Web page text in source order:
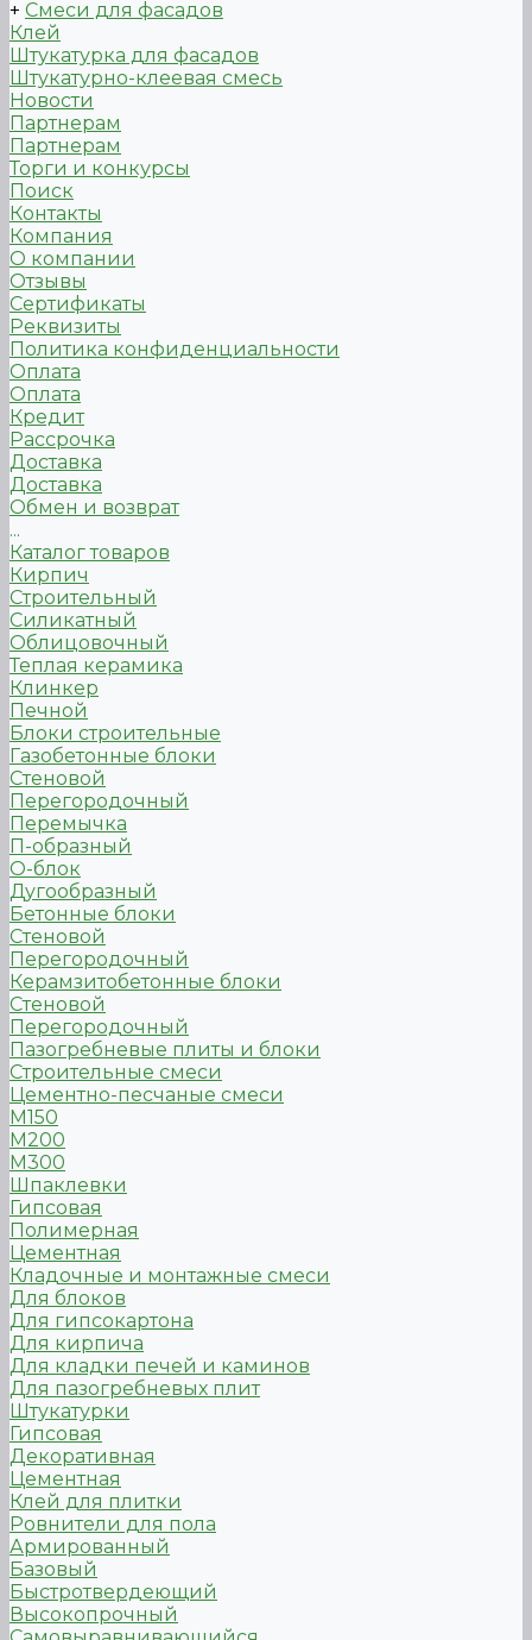
+ Смеси для фасадов
Клей
Штукатурка для фасадов
Штукатурно-клеевая смесь
Новости
Партнерам
Партнерам
Торги и конкурсы
Поиск
Контакты
Компания
О компании
Отзывы
Сертификаты
Реквизиты
Политика конфиденциальности
Оплата
Оплата
Кредит
Рассрочка
Доставка
Доставка
Обмен и возврат
...
Каталог товаров
Кирпич
Строительный
Силикатный
Облицовочный
Теплая керамика
Клинкер
Печной
Блоки строительные
Газобетонные блоки
Стеновой
Перегородочный
Перемычка
П-образный
О-блок
Дугообразный
Бетонные блоки
Стеновой
Перегородочный
Керамзитобетонные блоки
Стеновой
Перегородочный
Пазогребневые плиты и блоки
Строительные смеси
Цементно-песчаные смеси
М150
М200
М300
Шпаклевки
Гипсовая
Полимерная
Цементная
Кладочные и монтажные смеси
Для блоков
Для гипсокартона
Для кирпича
Для кладки печей и каминов
Для пазогребневых плит
Штукатурки
Гипсовая
Декоративная
Цементная
Клей для плитки
Ровнители для пола
Армированный
Базовый
Быстротвердеющий
Высокопрочный